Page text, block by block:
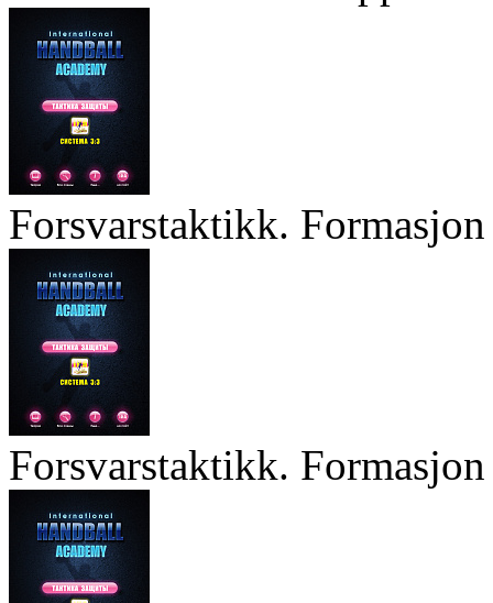
Forsvarstaktikk.
Forsvarstaktikk.